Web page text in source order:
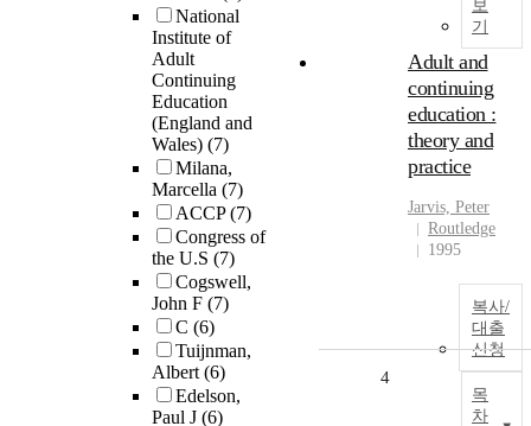
National
Institute of
Adult
Continuing
Education
(England and
Wales) (7)
Milana,
Marcella (7)
ACCP(7)
Congress of
the U.S (7)
Cogswell,
John F (7)
C (6)
Tuijnman,
Albert(6)
Edelson,
Paul J (6)
보
기
Adult and
continuing
education :
theory and
practice
Jarvis, Peter
Routledge
1995
복사/
대출
신청
목
차
4